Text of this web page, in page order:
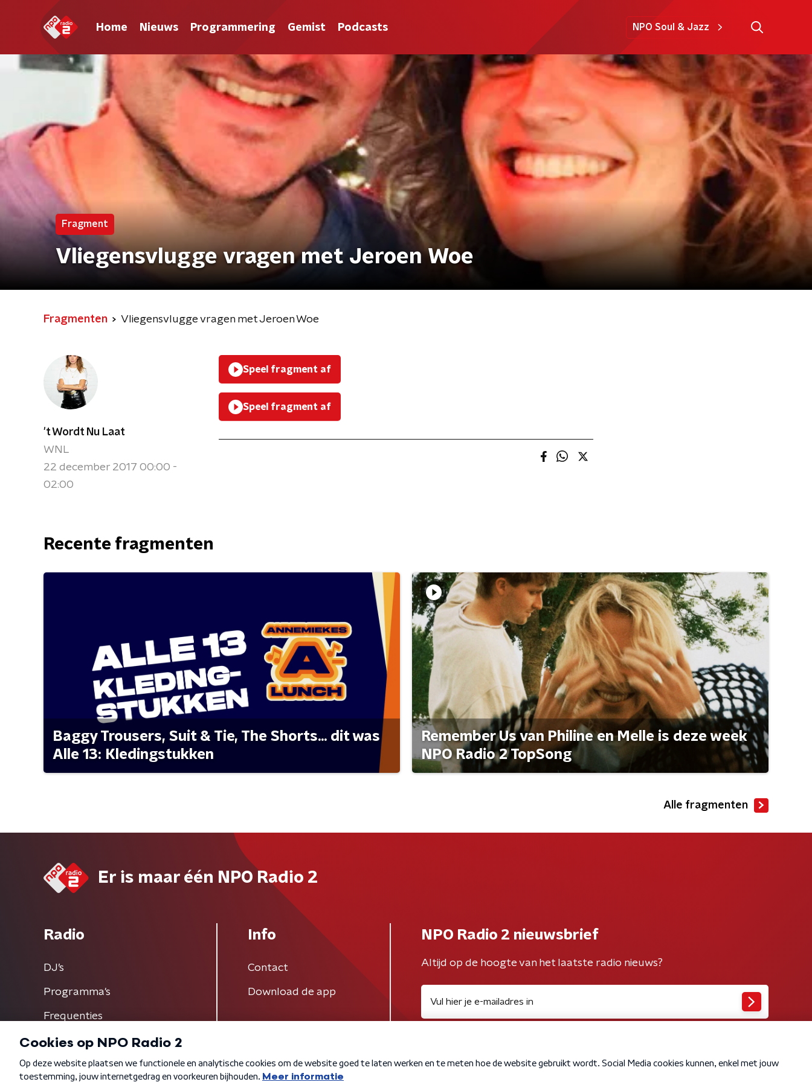
Home Nieuws Programmering Gemist Podcasts NPO Soul & Jazz
Fragment
Vliegensvlugge vragen met Jeroen Woe
Fragmenten Vliegensvlugge vragen met Jeroen Woe
't Wordt Nu Laat
WNL
22 december 2017 00:00 -
02:00
Speel fragment af
Speel fragment af
Recente fragmenten
Baggy Trousers, Suit & Tie, The Shorts... dit was
Alle 13: Kledingstukken
Remember Us van Philine en Melle is deze week
NPO Radio 2 TopSong
Alle fragmenten
Er is maar één NPO Radio 2
Radio
DJ’s
Programma's
Frequenties
Info
Contact
Download de app
NPO Radio 2 nieuwsbrief
Altijd op de hoogte van het laatste radio nieuws?